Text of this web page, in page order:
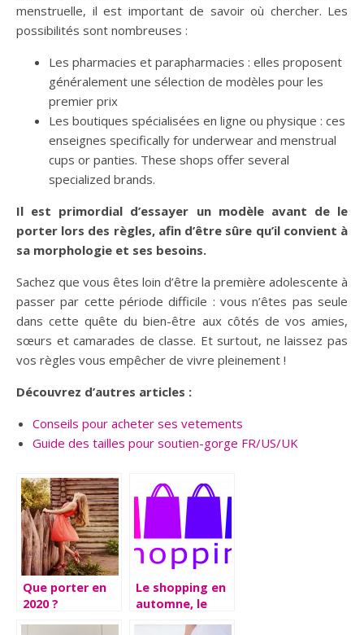
menstruelle, il est important de savoir où chercher. Les
possibilités sont nombreuses :
Les pharmacies et parapharmacies : elles proposent
généralement une sélection de modèles pour les
premier prix
Les boutiques spécialisées en ligne ou physique : ces
enseignes specifically for underwear and menstrual
cups or panties. These shops offer several
specialized brands.
Il est primordial d’essayer un modèle avant de le
porter lors des règles, afin d’être sûre qu’il convient à
sa morphologie et ses besoins.
Sachez que vous êtes loin d’être la première adolescente à
passer par cette période difficile : vous n’êtes pas seule
dans cette quête du bien-être aux côtés de vos amies,
sœurs et camarades de classe. Et surtout, ne laissez pas
vos règles vous empêcher de vivre pleinement !
Découvrez d’autres articles :
Conseils pour acheter ses vetements
Guide des tailles pour soutien-gorge FR/US/UK
Que porter en
2020 ?
Le shopping en
automne, le